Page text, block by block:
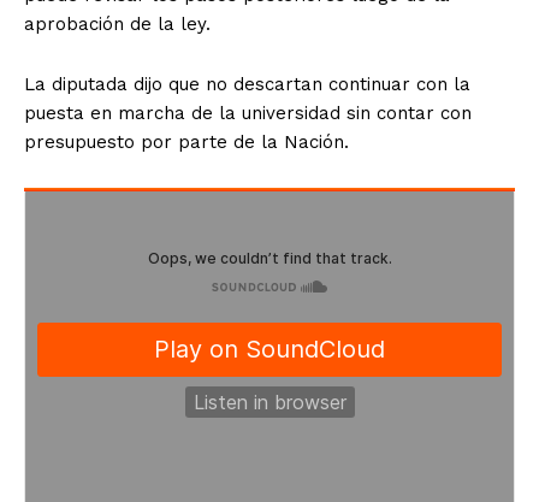
aprobación de la ley.
La diputada dijo que no descartan continuar con la
puesta en marcha de la universidad sin contar con
presupuesto por parte de la Nación.